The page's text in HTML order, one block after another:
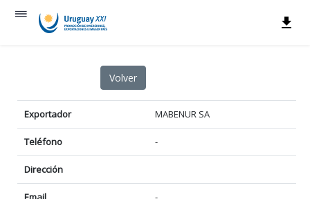
Exportador MABENUR SA
Teléfono -
Dirección